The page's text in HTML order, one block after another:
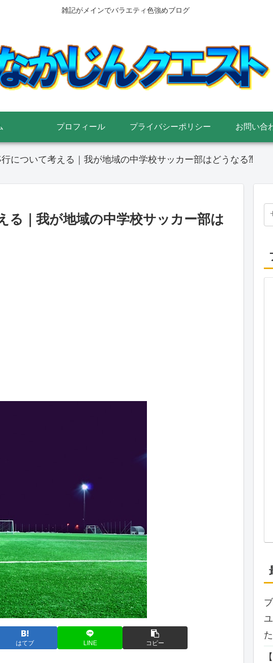
雑記がメインでバラエティ色強めブログ
プロフィール プライバシーポリシー お問い合
について考える｜我が地域の中学校サッカー部はどうなる⁈
る｜我が地域の中学校サッカー部は
はてブ LINE コピー